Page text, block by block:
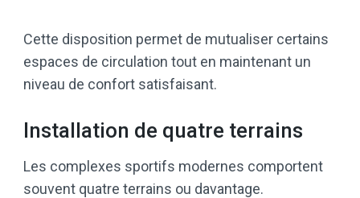
Cette disposition permet de mutualiser certains
espaces de circulation tout en maintenant un
niveau de confort satisfaisant.
Installation de quatre terrains
Les complexes sportifs modernes comportent
souvent quatre terrains ou davantage.